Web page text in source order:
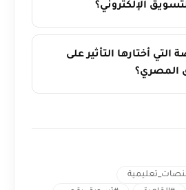
الإلكتروني؟
أختارها التأثير على
المصري؟